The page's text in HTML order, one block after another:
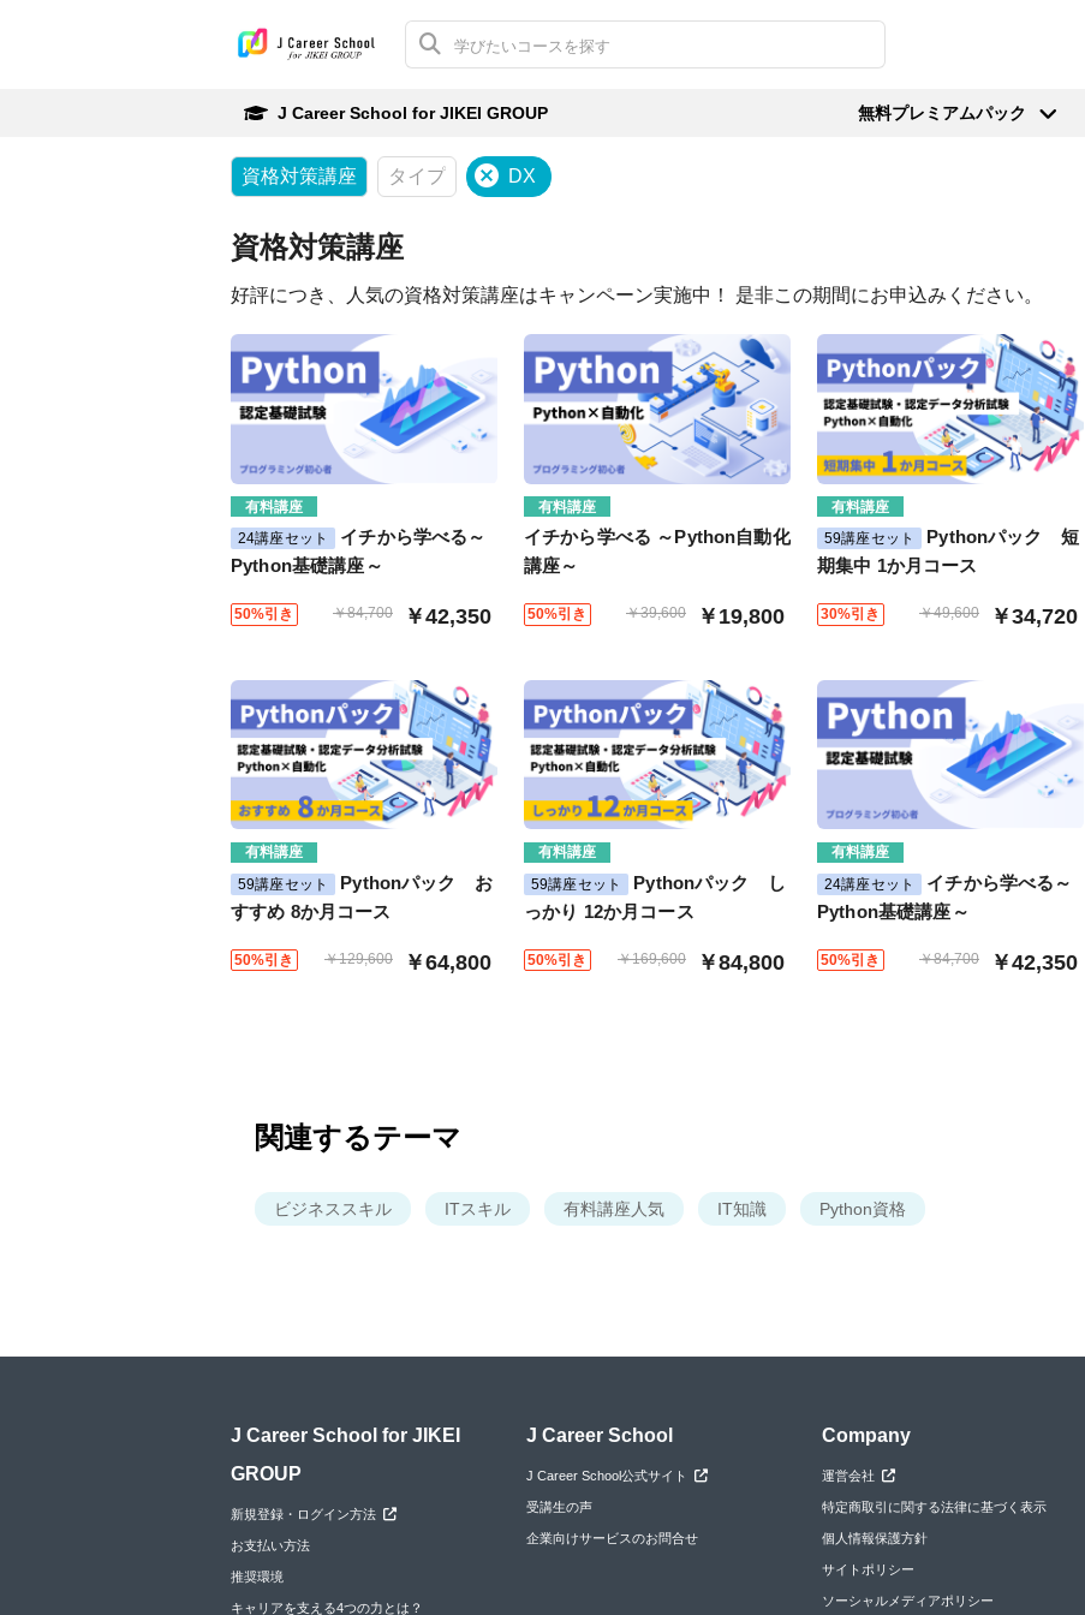
資格対策講座 タイプ DX
資格対策講座
好評につき、人気の資格対策講座はキャンペーン実施中！ 是非この期間にお申込みください。
有料講座
24講座セット
イチから学べる～
Python基礎講座～
50%引き ￥42,350
￥84,700
有料講座
イチから学べる ～Python自動化
講座～
50%引き ￥19,800
￥39,600
有料講座
59講座セット
Pythonパック 短
期集中 1か月コース
30%引き ￥34,720
￥49,600
有料講座
59講座セット
Pythonパック お
すすめ 8か月コース
50%引き ￥64,800
￥129,600
有料講座
59講座セット
Pythonパック し
っかり 12か月コース
50%引き ￥84,800
￥169,600
有料講座
24講座セット
イチから学べる～
Python基礎講座～
50%引き ￥42,350
￥84,700
関連するテーマ
ビジネススキル ITスキル 有料講座人気 IT知識 Python資格
J Career School for JIKEI
GROUP
新規登録・ログイン方法
お支払い方法
推奨環境
キャリアを支える4つの力とは？
J Career School
J Career School公式サイト
受講生の声
企業向けサービスのお問合せ
Company
運営会社
特定商取引に関する法律に基づく表示
個人情報保護方針
サイトポリシー
ソーシャルメディアポリシー
J Career School for JIKEI GROUP 無料プレミアムパック